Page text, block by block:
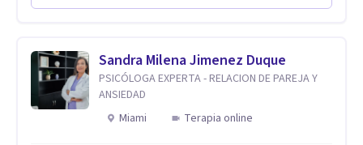
Codependencia, Celos, entre otros. Cuento con más de 12
Adolescentes y AdultosSandra Milena Jimenez Duque
PSICÓLOGA EXPERTA - RELACION DE PAREJA Y
ANSIEDAD
Miami
Terapia online